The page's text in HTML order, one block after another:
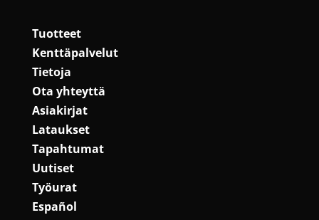
Tuotteet
Kenttäpalvelut
Tietoja
Ota yhteyttä
Asiakirjat
Lataukset
Tapahtumat
Uutiset
Työurat
Español